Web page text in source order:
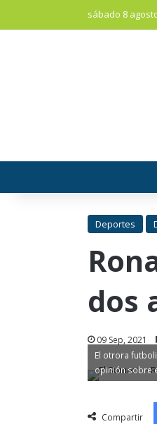
sábado 8
Deportes
dos
09 Sep, 2021
El otrora
opinión sobre
Compartir